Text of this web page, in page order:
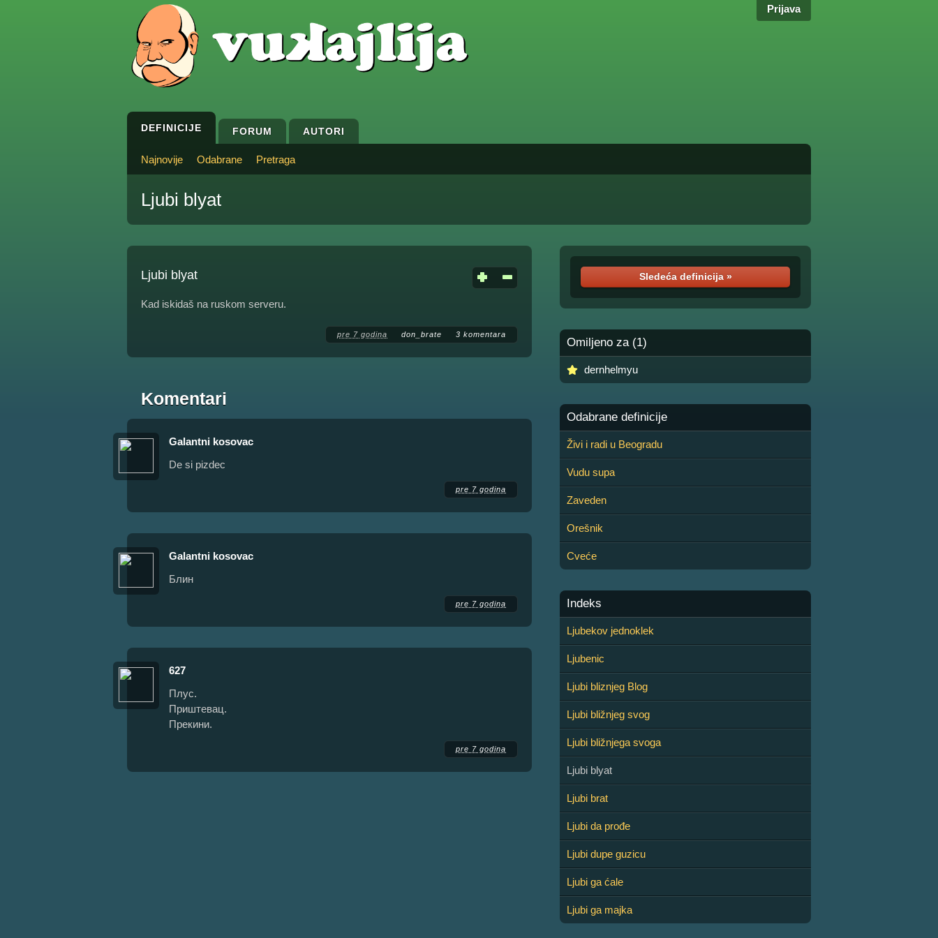
Prijava
DEFINICIJE FORUM AUTORI
Najnovije Odabrane Pretraga
Ljubi blyat
Ljubi blyat
Kad iskidaš na ruskom serveru.
pre 7 godina don_brate 3 komentara
Komentari
Galantni kosovac
De si pizdec
pre 7 godina
Galantni kosovac
Блин
pre 7 godina
627
Плус.
Приштевац.
Прекини.
pre 7 godina
Sledeća definicija »
Omiljeno za (1)
dernhelmyu
Odabrane definicije
Živi i radi u Beogradu
Vudu supa
Zaveden
Orešnik
Cveće
Indeks
Ljubekov jednoklek
Ljubenic
Ljubi bliznjeg Blog
Ljubi bližnjeg svog
Ljubi bližnjega svoga
Ljubi blyat
Ljubi brat
Ljubi da prođe
Ljubi dupe guzicu
Ljubi ga ćale
Ljubi ga majka